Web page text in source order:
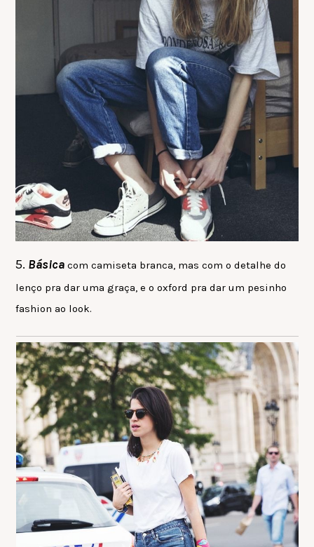
5. Básica com camiseta branca, mas com o detalhe do
lenço pra dar uma graça, e o oxford pra dar um pesinho
fashion ao look.